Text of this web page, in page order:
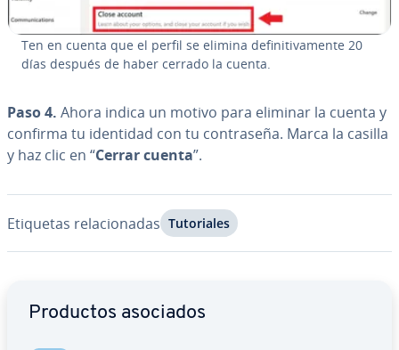
Ten en cuenta que el perfil se elimina de­fi­ni­ti­va­me­n­te 20
días después de haber cerrado la cuenta.
Paso 4. Ahora indica un motivo para eliminar la cuenta y
confirma tu identidad con tu co­n­tra­se­ña. Marca la casilla
y haz clic en “Cerrar cuenta”.
Etiquetas re­la­cio­na­das Tu­to­ria­les
Productos asociados